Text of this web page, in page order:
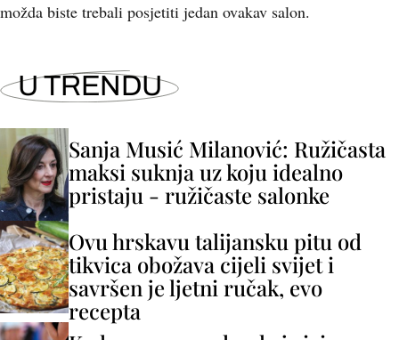
možda biste trebali posjetiti jedan ovakav salon.
U TRENDU
Sanja Musić Milanović: Ružičasta
maksi suknja uz koju idealno
pristaju - ružičaste salonke
Ovu hrskavu talijansku pitu od
tikvica obožava cijeli svijet i
savršen je ljetni ručak, evo
recepta